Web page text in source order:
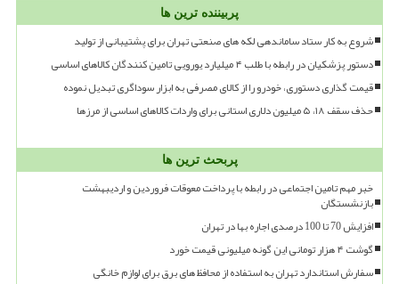
پربیننده ترین ها
شروع به کار ستاد ساماندهی لکه های صنعتی تهران برای پشتیبانی از تولید
دستور پزشکیان در رابطه با طلب ۴ میلیارد یورویی تامین کنندگان کالاهای اساسی
قیمت گذاری دستوری، خودرو را از کالای مصرفی به ابزار سوداگری تبدیل نموده
حذف سقف ۱۸، ۵ میلیون دلاری استانی برای واردات کالاهای اساسی از مرزها
پربحث ترین ها
خبر مهم تامین اجتماعی در رابطه با پرداخت معوقات فروردین و اردیبهشت
بازنشستگان
افزایش 70 تا 100 درصدی اجاره بها در تهران
گوشت ۴ هزار تومانی این گونه میلیونی قیمت خورد
سفارش استاندارد تهران به استفاده از محافظ های برق برای لوازم خانگی